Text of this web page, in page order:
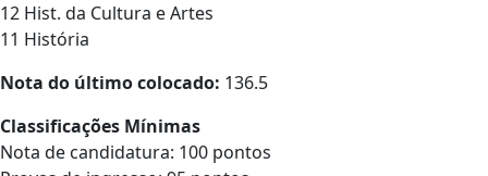
12 Hist. da Cultura e Artes
11 História
Nota do último colocado: 136.5
Classificações Mínimas
Nota de candidatura: 100 pontos